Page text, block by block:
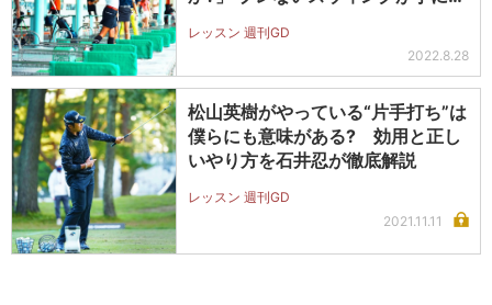
レッスン 週刊GD
2022.8.28
松山英樹がやっている“片手打ち”は
僕らにも意味がある? 効用と正し
いやり方を石井忍が徹底解説
レッスン 週刊GD
2021.11.11